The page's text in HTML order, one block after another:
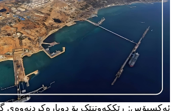
ئەکسیۆس: ڕێککەوتنێک بۆ دوبارەکردنەوەی